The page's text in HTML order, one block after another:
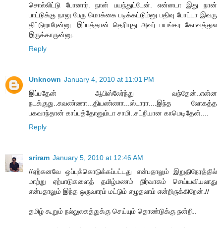
சொல்லிட்டு போனார். நான் பயந்துட்டேன். என்னடா இது நான்
பாட்டுக்கு நாலு பேரு மொக்கை படிக்கட்டும்னு பதிவு போட்டா இவரு
திட்டுறாரேன்னு. இப்பத்தான் தெரியுது அவர் பயங்கர கோவத்துல
இருக்காருன்னு.
Reply
Unknown January 4, 2010 at 11:01 PM
இப்பதேன் ஆபிஸ்லேர்ந்து வந்தேன்..என்ன
நடக்குது..சுவண்ணா...தியண்ணா...ஸ்டாரா....இந்த லோகத்த
பகவாந்தான் காப்பத்தோனும்டா சாமி..சட்றியான காமெடிதேன்....
Reply
sriram January 5, 2010 at 12:46 AM
//ஏற்கனவே ஒப்புக்கொடுக்கப்பட்டது என்பதாலும் இறுதிநேரத்தில்
மாற்று ஏற்பாடுகளைத் தமிழ்மணம் நிர்வாகம் செய்யவியலாது
என்பதாலும் இந்த ஒருவாரம் மட்டும் எழுதலாம் என்றிருக்கிறேன்.//
தமிழ் கூறும் நல்லுலகத்துக்கு செய்யும் தொண்டுக்கு நன்றி..